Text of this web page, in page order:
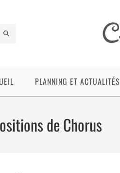
PLANNING ET ACTUALITÉS
de Chorus